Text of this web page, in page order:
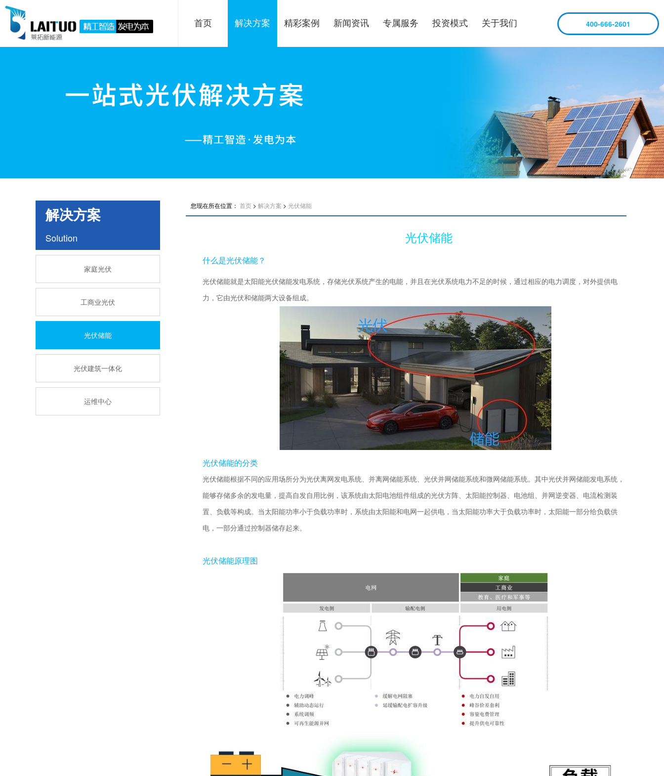
首页 解决方案 精彩案例 新闻资讯 专属服务 投资模式 关于我们 400-666-2601
解决方案
Solution
家庭光伏
工商业光伏
光伏储能
光伏建筑一体化
运维中心
您现在所在位置： 首页 > 解决方案 > 光伏储能
光伏储能
什么是光伏储能？
光伏储能就是太阳能光伏储能发电系统，存储光伏系统产生的电能，并且在光伏系统电力不足的时候，通过相应的电力调度，对外提供电
力，它由光伏和储能两大设备组成。
光伏储能的分类
光伏储能根据不同的应用场所分为光伏离网发电系统、并离网储能系统、光伏并网储能系统和微网储能系统。其中光伏并网储能发电系统，
能够存储多余的发电量，提高自发自用比例，该系统由太阳电池组件组成的光伏方阵、太阳能控制器、电池组、并网逆变器、电流检测装
置、负载等构成。当太阳能功率小于负载功率时，系统由太阳能和电网一起供电，当太阳能功率大于负载功率时，太阳能一部分给负载供
电，一部分通过控制器储存起来。
光伏储能原理图